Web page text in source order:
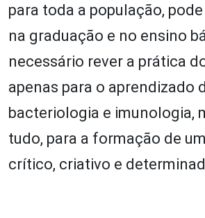
para toda a população,
na graduação e no ensino
necessário rever a prática
apenas para o aprendizado
bacteriologia e imunologia,
tudo, para a formação de
crítico, criativo e